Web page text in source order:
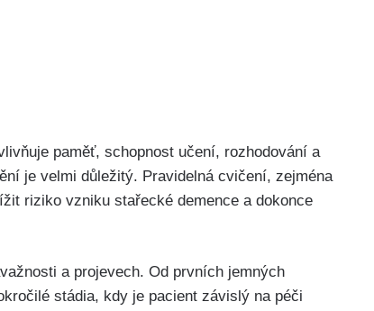
paměť, schopnost učení, rozhodování a
je velmi důležitý. Pravidelná cvičení, zejména
riziko vzniku stařecké demence a dokonce
a projevech. Od prvních jemných
stádia, kdy je pacient závislý na péči